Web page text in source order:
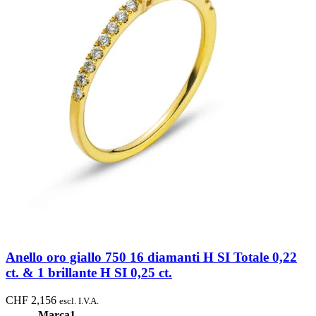
Anello oro giallo 750 16 diamanti H SI Totale 0,22
ct. & 1 brillante H SI 0,25 ct.
CHF 2,156 escl. I.V.A.